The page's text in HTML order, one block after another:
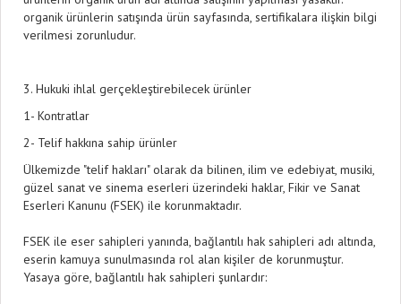
organik ürünlerin satışında ürün sayfasında, sertifikalara ilişkin bilgi
verilmesi zorunludur.
3. Hukuki ihlal gerçekleştirebilecek ürünler
1- Kontratlar
2- Telif hakkına sahip ürünler
Ülkemizde "telif hakları" olarak da bilinen, ilim ve edebiyat, musiki,
güzel sanat ve sinema eserleri üzerindeki haklar, Fikir ve Sanat
Eserleri Kanunu (FSEK) ile korunmaktadır.
FSEK ile eser sahipleri yanında, bağlantılı hak sahipleri adı altında,
eserin kamuya sunulmasında rol alan kişiler de korunmuştur.
Yasaya göre, bağlantılı hak sahipleri şunlardır: